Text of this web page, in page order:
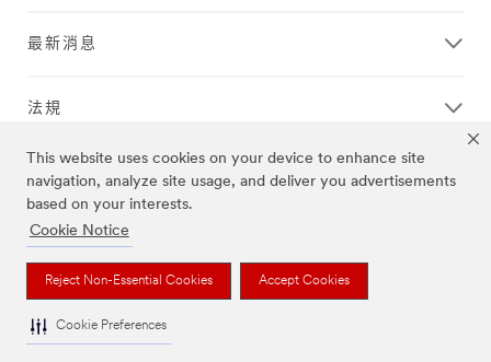
This website uses cookies on your device to enhance site
navigation, analyze site usage, and deliver you advertisements
based on your interests.
Cookie Notice
Reject Non-Essential Cookies Accept Cookies
Cookie Preferences
最新消息
法規
客戶服務